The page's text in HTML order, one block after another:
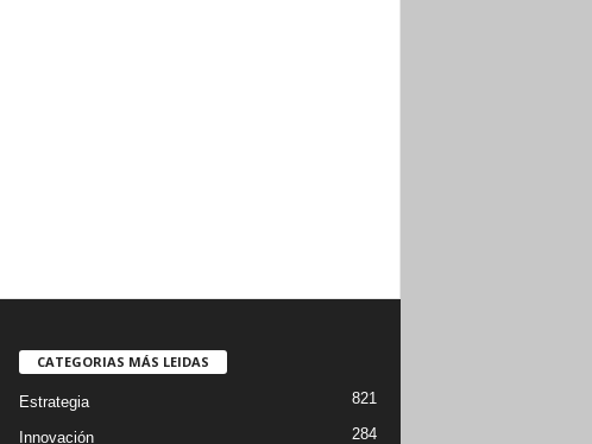
CATEGORIAS MÁS LEIDAS
Estrategia 821
Innovación 284